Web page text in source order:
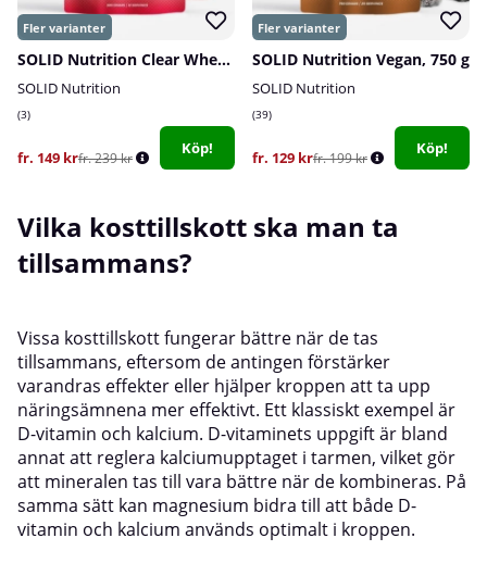
SOLID Nutrition Clear Whey, 300 g
SOLID Nutrition
3
fr. 149 krfr. 239 kr
Köp!
SOLID Nutrition Vegan, 750 g
SOLID Nutrition
39
fr. 129 krfr. 199 kr
Köp!
Vilka kosttillskott ska man ta
tillsammans?
Vissa kosttillskott fungerar bättre när de tas
tillsammans, eftersom de antingen förstärker
varandras effekter eller hjälper kroppen att ta upp
näringsämnena mer effektivt. Ett klassiskt exempel är
D-vitamin och kalcium. D-vitaminets uppgift är bland
annat att reglera kalciumupptaget i tarmen, vilket gör
att mineralen tas till vara bättre när de kombineras. På
samma sätt kan magnesium bidra till att både D-
vitamin och kalcium används optimalt i kroppen.